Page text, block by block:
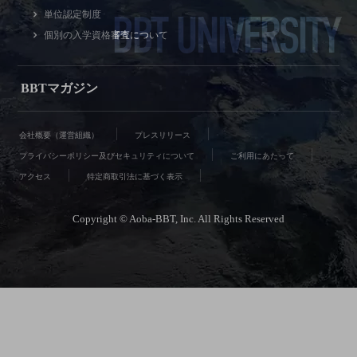
単位認定制度
個別の入学資格審査について
BBTマガジン
BBT UNIVERSITY
会社概要（運営組織） プレスリリース
プライバシーポリシー及びセキュリティについて ご利用にあたって
アクセス 特定商取引法に基づく表示
Copyright © Aoba-BBT, Inc. All Rights Reserved